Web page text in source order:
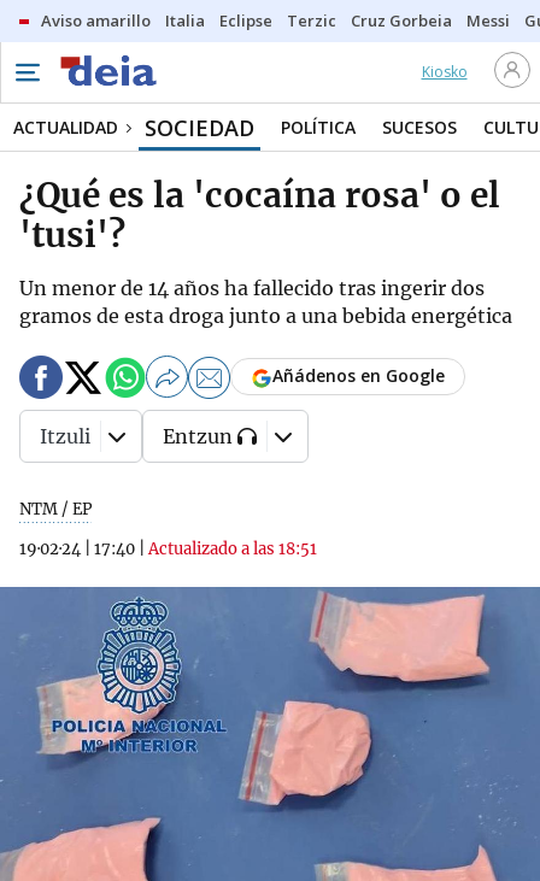
Aviso amarillo Italia Eclipse Terzic Cruz Gorbeia Messi
Kiosko
ACTUALIDAD SOCIEDAD POLÍTICA SUCESOS
¿Qué es la 'cocaína rosa' o el
'tusi'?
Un menor de 14 años ha fallecido tras ingerir dos
gramos de esta droga junto a una bebida energética
NTM / EP
19·02·24
17:40 |Actualizado a las 18:51
Añádenos en Google
Itzuli Entzun